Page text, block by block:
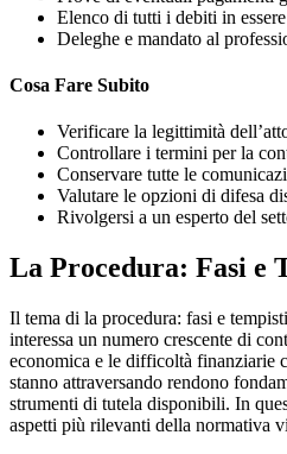
Elenco di tutti i debiti in essere
Deleghe e mandato al
Cosa Fare Subito
Verificare la legittimità
Controllare i termini per la
Conservare tutte le
Valutare le opzioni di difesa
Rivolgersi a un esperto del
La Procedura: Fasi e
Il tema di la procedura: fasi e
interessa un numero crescente di
economica e le difficoltà finanziarie
stanno attraversando rendono
strumenti di tutela disponibili. In
aspetti più rilevanti della normativa